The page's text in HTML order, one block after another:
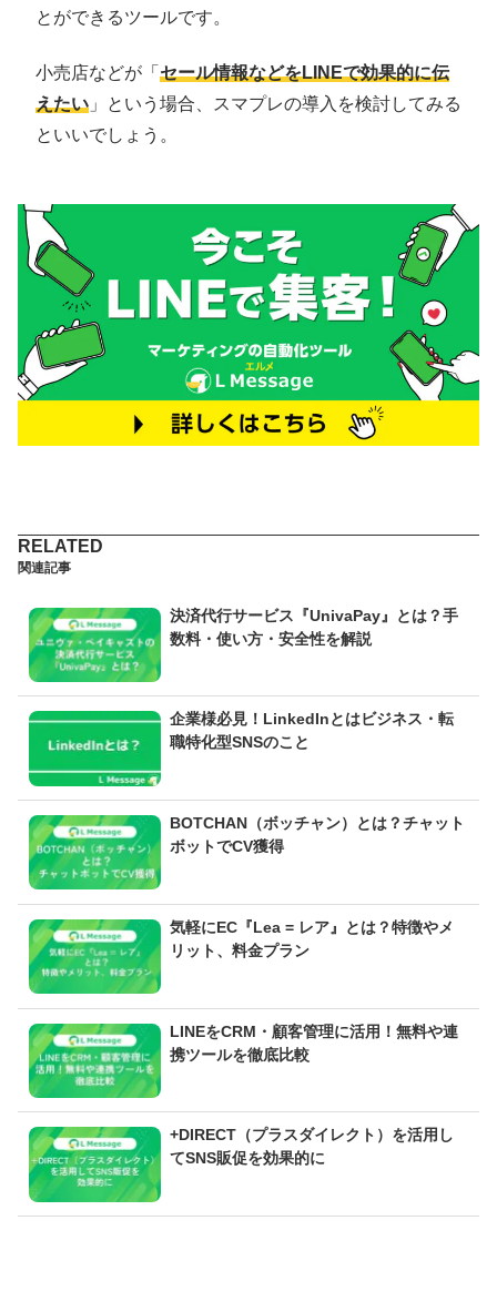
とができるツールです。
小売店などが「 セール情報などをLINEで効果的に伝
えたい 」という場合、スマプレの導入を検討してみる
といいでしょう。
関連記事
決済代行サービス『UnivaPay』とは？手
数料・使い方・安全性を解説
企業様必見！LinkedInとはビジネス・転
職特化型SNSのこと
BOTCHAN（ボッチャン）とは？チャット
ボットでCV獲得
気軽にEC『Lea = レア』とは？特徴やメ
リット、料金プラン
LINEをCRM・顧客管理に活用！無料や連
携ツールを徹底比較
+DIRECT（プラスダイレクト）を活用し
てSNS販促を効果的に